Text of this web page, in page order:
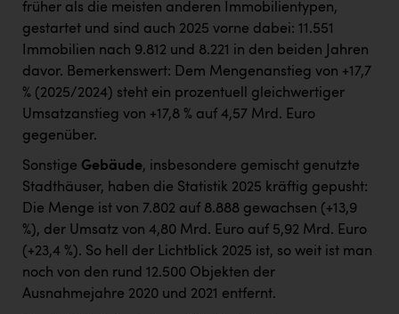
früher als die meisten anderen Immobilientypen,
gestartet und sind auch 2025 vorne dabei: 11.551
Immobilien nach 9.812 und 8.221 in den beiden Jahren
davor. Bemerkenswert: Dem Mengenanstieg von +17,7
% (2025/2024) steht ein prozentuell gleichwertiger
Umsatzanstieg von +17,8 % auf 4,57 Mrd. Euro
gegenüber.
Sonstige Gebäude, insbesondere gemischt genutzte
Stadthäuser, haben die Statistik 2025 kräftig gepusht:
Die Menge ist von 7.802 auf 8.888 gewachsen (+13,9
%), der Umsatz von 4,80 Mrd. Euro auf 5,92 Mrd. Euro
(+23,4 %). So hell der Lichtblick 2025 ist, so weit ist man
noch von den rund 12.500 Objekten der
Ausnahmejahre 2020 und 2021 entfernt.